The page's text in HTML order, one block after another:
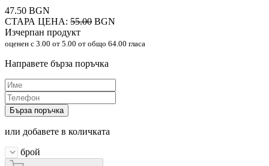
47.50 BGN
СТАРА ЦЕНА: 55.00 BGN
Изчерпан продукт
оценен с 3.00 от 5.00 от общо 64.00 гласа
Направете бърза поръчка
Бърза поръчка
или добавете в количката
брой